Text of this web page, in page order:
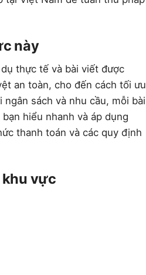
này
thực tế và bài viết được
an toàn, cho đến cách tối ưu
sách và nhu cầu, mỗi bài
hiểu nhanh và áp dụng
thanh toán và các quy định
khu vực